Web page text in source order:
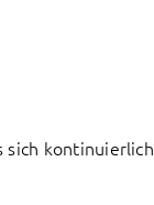
sich